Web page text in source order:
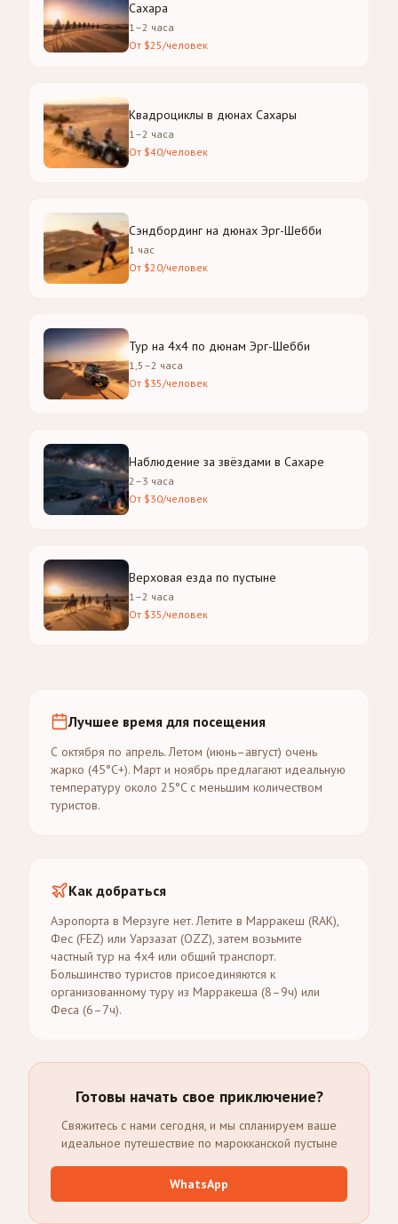
Сахара
1–2 часа
От $25/человек
Квадроциклы в дюнах Сахары
1–2 часа
От $40/человек
Сэндбординг на дюнах Эрг-Шебби
1 час
От $20/человек
Тур на 4x4 по дюнам Эрг-Шебби
1,5–2 часа
От $35/человек
Наблюдение за звёздами в Сахаре
2–3 часа
От $30/человек
Верховая езда по пустыне
1–2 часа
От $35/человек
Лучшее время для посещения
С октября по апрель. Летом (июнь–август) очень
жарко (45°C+). Март и ноябрь предлагают идеальную
температуру около 25°C с меньшим количеством
туристов.
Как добраться
Аэропорта в Мерзуге нет. Летите в Марракеш (RAK),
Фес (FEZ) или Уарзазат (OZZ), затем возьмите
частный тур на 4x4 или общий транспорт.
Большинство туристов присоединяются к
организованному туру из Марракеша (8–9ч) или
Феса (6–7ч).
Готовы начать свое приключение?
Свяжитесь с нами сегодня, и мы спланируем ваше
идеальное путешествие по марокканской пустыне
WhatsApp